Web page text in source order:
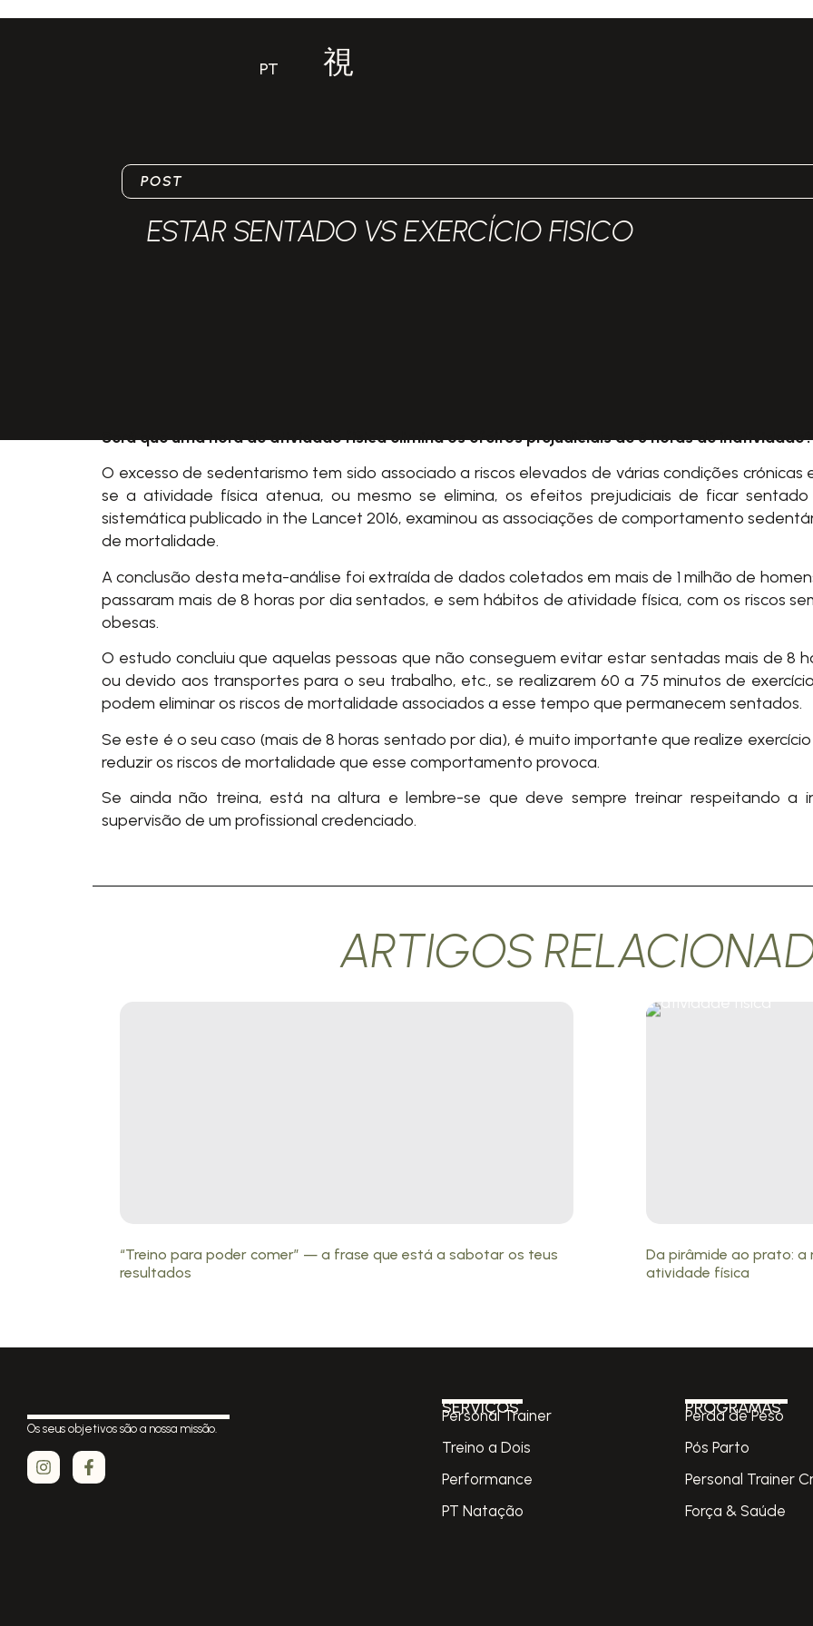
PT
POST
ESTAR SENTADO VS EXERCÍCIO FISICO
Será que uma hora de atividade física elimina os efeitos prejudiciais de 8 horas de inatividade?
O excesso de sedentarismo tem sido associado a riscos elevados de várias condições
se a atividade física atenua, ou mesmo se elimina, os efeitos prejudiciais de ficar
sistemática publicado in the Lancet 2016, examinou as associações de comportamento
de mortalidade.
A conclusão desta meta-análise foi extraída de dados coletados em mais de 1 milhão de
passaram mais de 8 horas por dia sentados, e sem hábitos de atividade física, com os riscos
obesas.
O estudo concluiu que aquelas pessoas que não conseguem evitar estar sentadas mais de 8
ou devido aos transportes para o seu trabalho, etc., se realizarem 60 a 75 minutos de
podem eliminar os riscos de mortalidade associados a esse tempo que permanecem sentados.
Se este é o seu caso (mais de 8 horas sentado por dia), é muito importante que realize
reduzir os riscos de mortalidade que esse comportamento provoca.
Se ainda não treina, está na altura e lembre-se que deve sempre treinar respeitando a
supervisão de um profissional credenciado.
ARTIGOS
“Treino para poder comer” — a frase que está a sabotar os teus
resultados
Da pirâmide ao prato:
atividade física
Os seus objetivos são a nossa missão.
SERVIÇOS
Personal Trainer
Treino a Dois
Performance
PT Natação
PROGRAMAS
Perda de Peso
Pós Parto
Personal Trainer
Força & Saúde